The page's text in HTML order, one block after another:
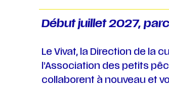
Début juillet 2027,
Le Vivat, la Direction de la
l’Association des petits
collaborent à nouveau et